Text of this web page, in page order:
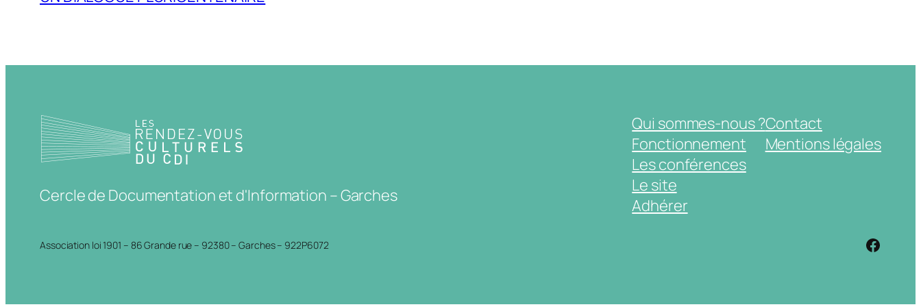
Cercle de Documentation et d'Information – Garches
Qui sommes-nous ?
Fonctionnement
Les conférences
Le site
Adhérer
Contact
Mentions légales
Association loi 1901 – 86 Grande rue – 92380 – Garches – 922P6072